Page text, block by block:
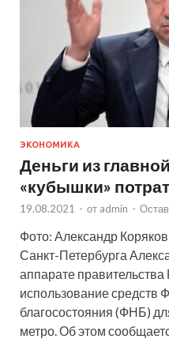
ЭКОНОМИКА
Деньги из
«кубышки»
19.08.2021 - от admin -
Фото: Александр
Санкт-Петербурга
аппарате правительства
использование средств
благосостояния (ФНБ)
метро. Об этом